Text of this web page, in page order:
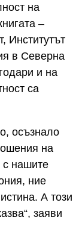
на
–
Институтът
в Северна
и на
са
осъзнало
на
с нашите
ние
А този
заяви